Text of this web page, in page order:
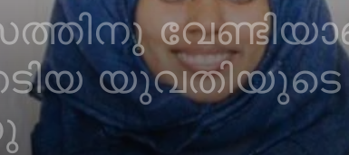
യുവതിയുടെ